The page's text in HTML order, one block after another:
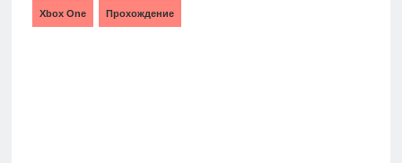
Xbox One Прохождение